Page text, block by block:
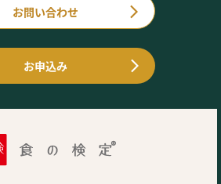
お問い合わせ
お申込み